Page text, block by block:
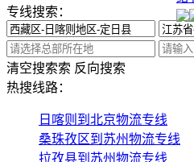
专线搜索：
索 反向搜索
清空搜索
热搜线路：
日喀则到北京物流专线
桑珠孜区到苏州物流专线
拉孜县到苏州物流专线